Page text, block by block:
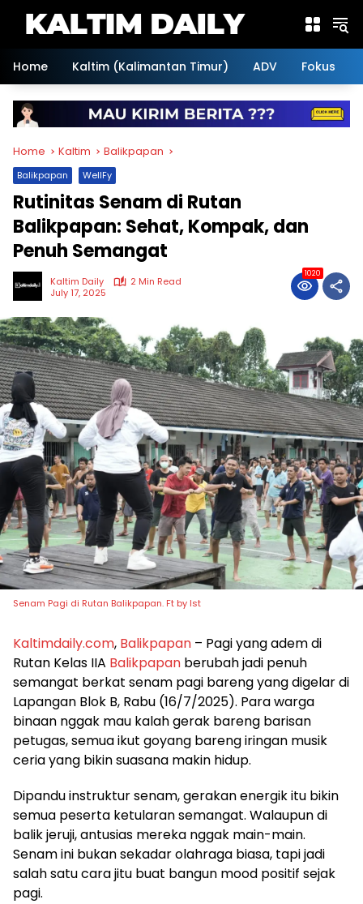
Home
Kaltim (Kalimantan Timur) ADV Fokus
Home Kaltim Balikpapan
Balikpapan WellFy
Rutinitas Senam di Rutan
Balikpapan: Sehat, Kompak, dan
Penuh Semangat
Kaltim Daily
2 Min Read
July 17, 2025
1020
Senam Pagi di Rutan Balikpapan. Ft by Ist
Kaltimdaily.com, Balikpapan – Pagi yang adem di
Rutan Kelas IIA Balikpapan berubah jadi penuh
semangat berkat senam pagi bareng yang digelar di
Lapangan Blok B, Rabu (16/7/2025). Para warga
binaan nggak mau kalah gerak bareng barisan
petugas, semua ikut goyang bareng iringan musik
ceria yang bikin suasana makin hidup.
Dipandu instruktur senam, gerakan energik itu bikin
semua peserta ketularan semangat. Walaupun di
balik jeruji, antusias mereka nggak main-main.
Senam ini bukan sekadar olahraga biasa, tapi jadi
salah satu cara jitu buat bangun mood positif sejak
pagi.